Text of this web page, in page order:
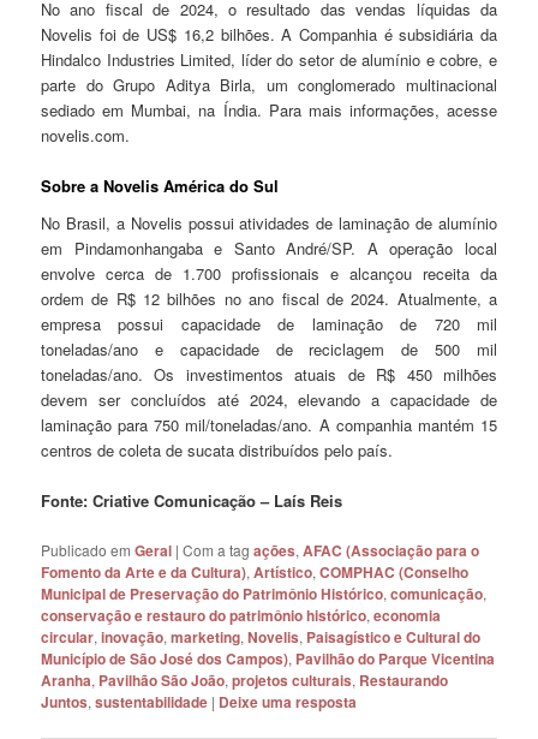
No ano fiscal de 2024, o resultado das vendas líquidas da
Novelis foi de US$ 16,2 bilhões. A Companhia é subsidiária da
Hindalco Industries Limited, líder do setor de alumínio e cobre, e
parte do Grupo Aditya Birla, um conglomerado multinacional
sediado em Mumbai, na Índia. Para mais informações, acesse
novelis.com.
Sobre a Novelis América do Sul
No Brasil, a Novelis possui atividades de laminação de alumínio
em Pindamonhangaba e Santo André/SP. A operação local
envolve cerca de 1.700 profissionais e alcançou receita da
ordem de R$ 12 bilhões no ano fiscal de 2024. Atualmente, a
empresa possui capacidade de laminação de 720 mil
toneladas/ano e capacidade de reciclagem de 500 mil
toneladas/ano. Os investimentos atuais de R$ 450 milhões
devem ser concluídos até 2024, elevando a capacidade de
laminação para 750 mil/toneladas/ano. A companhia mantém 15
centros de coleta de sucata distribuídos pelo país.
Fonte: Criative Comunicação – Laís Reis
Publicado em Geral |Com a tagações,AFAC (Associação para o
Fomento da Arte e da Cultura),Artístico,COMPHAC (Conselho
Municipal de Preservação do Patrimônio Histórico,comunicação,
conservação e restauro do patrimônio histórico,economia
circular,inovação,marketing,Novelis, Paisagístico e Cultural do
Município de São José dos Campos), Pavilhão do Parque Vicentina
Aranha, Pavilhão São João,projetos culturais, Restaurando
Juntos,sustentabilidade | Deixe uma resposta